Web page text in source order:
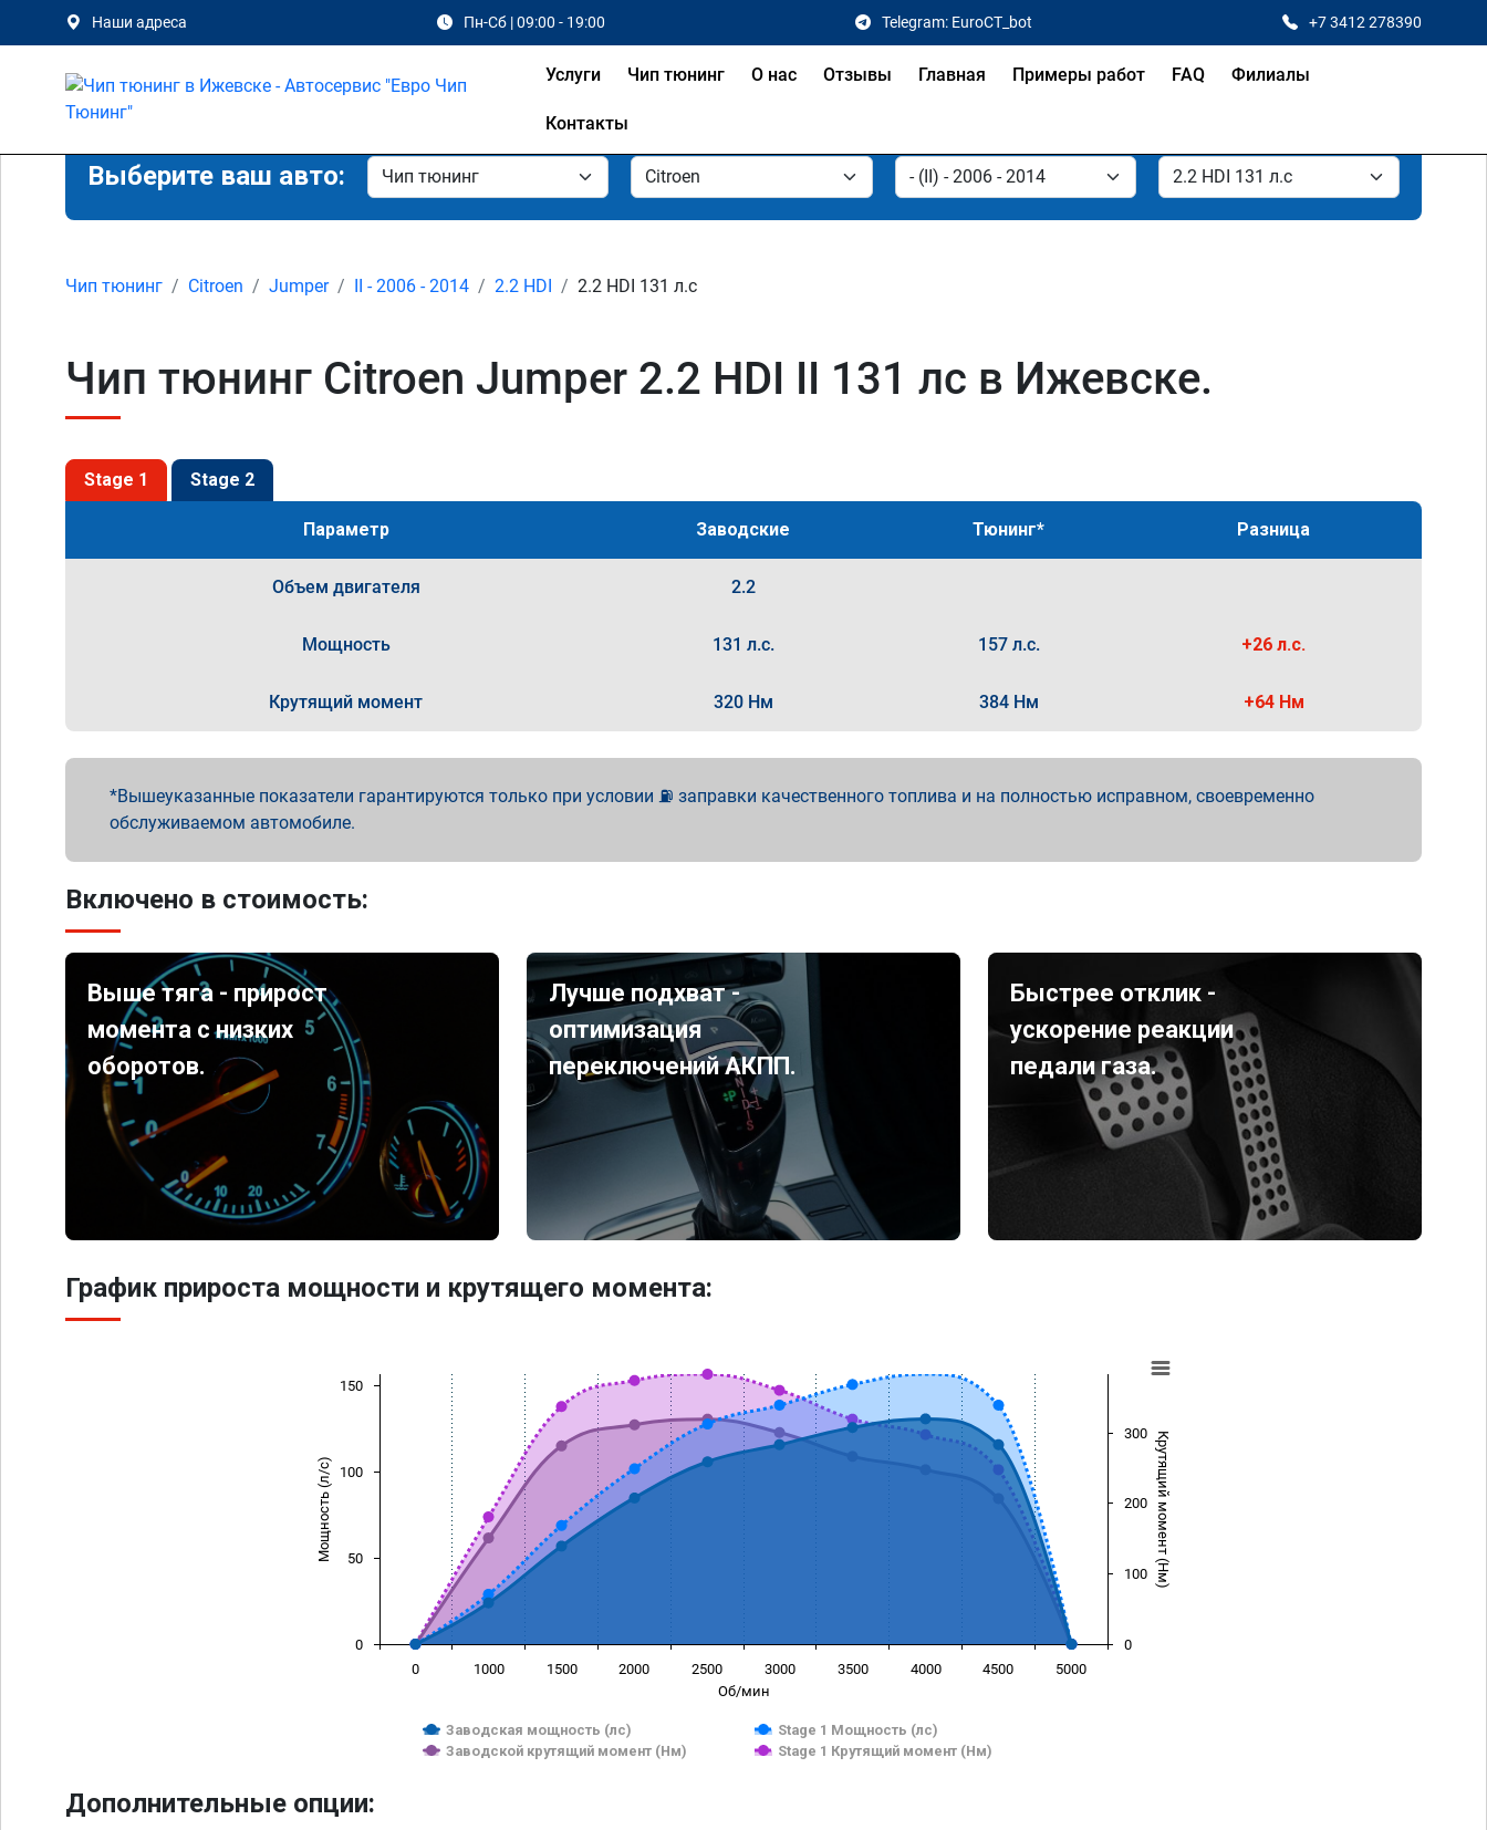
Наши адреса Пн-Сб | 09:00 - 19:00 Telegram: EuroCT_bot +7 3412 278390
Услуги Чип тюнинг О нас Отзывы Главная Примеры работ FAQ Филиалы
Контакты
Выберите ваш авто:
Чип тюнинг Citroen Jumper II - 2006 - 2014 2.2 HDI 2.2 HDI 131 л.с
Чип тюнинг Citroen Jumper 2.2 HDI II 131 лс в Ижевске.
Stage 1 Stage 2
Параметр Заводские Тюнинг* Разница
Объем двигателя 2.2
Мощность 131 л.с. 157 л.с. +26 л.с.
Крутящий момент 320 Нм 384 Нм +64 Нм
Вышеуказанные показатели гарантируются только при условии ⛽ заправки качественного топлива и на полностью исправном, своевременно
обслуживаемом автомобиле.
Включено в стоимость:
Выше тяга - прирост
момента с низких
оборотов.
Лучше подхват -
оптимизация
переключений АКПП.
Быстрее отклик -
ускорение реакции
педали газа.
График прироста мощности и крутящего момента:
Об/мин
Мощность (л/с) Крутящий момент (Нм)
Заводская мощность (лс)
Stage 1 Мощность (лс)
Заводской крутящий момент (Нм)
Stage 1 Крутящий момент (Нм)
0 1000 1500 2000 2500 3000 3500 4000 4500 5000
0
50
100
150
0
100
200
300
Дополнительные опции: